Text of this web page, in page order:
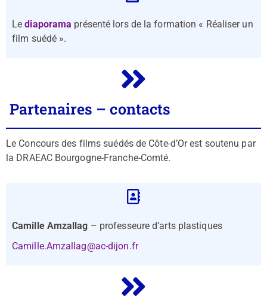
Lediaporama présenté lors de la formation « Réaliser un
film suédé ».
Partenaires – contacts
Le Concours des films suédés de Côte-d’Or est soutenu par
la DRAEAC Bourgogne-Franche-Comté.
Camille Amzallag – professeure d’arts plastiques
Camille.Amzallag@ac-dijon.fr